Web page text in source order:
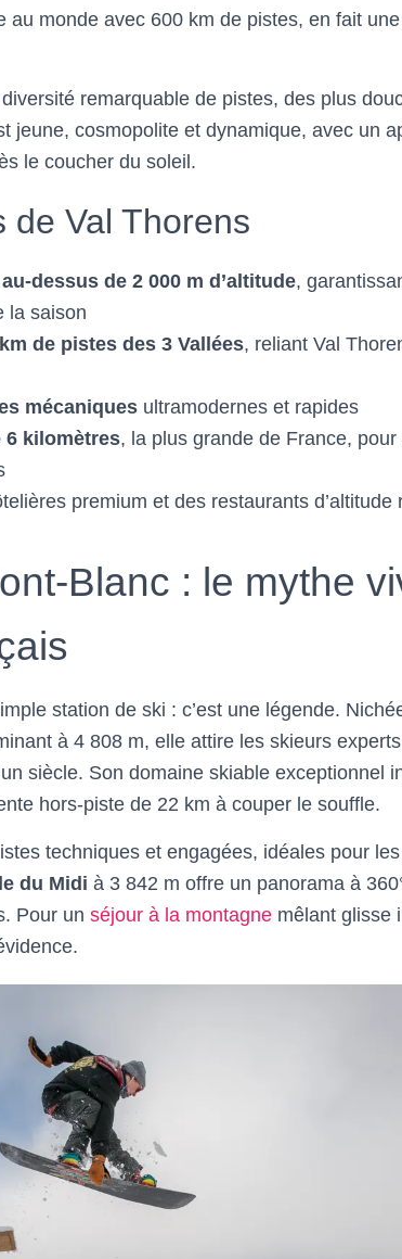
au monde avec 600 km de pistes, en fait
remarquable de pistes, des plus
jeune, cosmopolite et dynamique, avec un
le coucher du soleil.
de Val Thorens
dessus de 2 000 m d’altitude,
la saison
de pistes des 3 Vallées, reliant Val
mécaniques ultramodernes et rapides
6 kilomètres, la plus grande de France,
premium et des restaurants d’altitude
Blanc : le mythe
station de ski : c’est une légende.
à 4 808 m, elle attire les skieurs
siècle. Son domaine skiable exceptionnel
hors-piste de 22 km à couper le souffle.
techniques et engagées, idéales pour
du Midi à 3 842 m offre un panorama à
Pour un séjour à la montagne mêlant glisse